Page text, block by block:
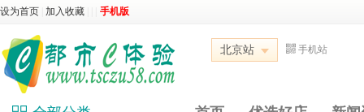
设为首页 加入收藏 手机版
北京站 手机站